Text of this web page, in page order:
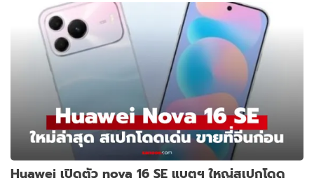
Huawei เปิดตัว nova 16 SE แบตฯ ใหญ่สเปกโดด